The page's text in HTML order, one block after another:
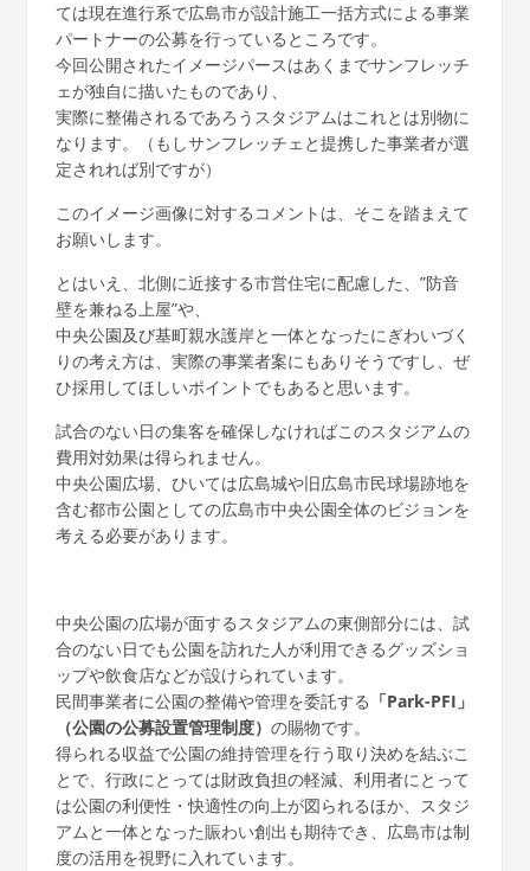
ては現在進行系で広島市が設計施工一括方式による事業
パートナーの公募を行っているところです。
今回公開されたイメージパースはあくまでサンフレッチ
ェが独自に描いたものであり、
実際に整備されるであろうスタジアムはこれとは別物に
なります。（もしサンフレッチェと提携した事業者が選
定されれば別ですが）
このイメージ画像に対するコメントは、そこを踏まえて
お願いします。
とはいえ、北側に近接する市営住宅に配慮した、”防音
壁を兼ねる上屋”や、
中央公園及び基町親水護岸と一体となったにぎわいづく
りの考え方は、実際の事業者案にもありそうですし、ぜ
ひ採用してほしいポイントでもあると思います。
試合のない日の集客を確保しなければこのスタジアムの
費用対効果は得られません。
中央公園広場、ひいては広島城や旧広島市民球場跡地を
含む都市公園としての広島市中央公園全体のビジョンを
考える必要があります。
中央公園の広場が面するスタジアムの東側部分には、試
合のない日でも公園を訪れた人が利用できるグッズショ
ップや飲食店などが設けられています。
民間事業者に公園の整備や管理を委託する 「Park-PFI」
（公園の公募設置管理制度） の賜物です。
得られる収益で公園の維持管理を行う取り決めを結ぶこ
とで、行政にとっては財政負担の軽減、利用者にとって
は公園の利便性・快適性の向上が図られるほか、スタジ
アムと一体となった賑わい創出も期待でき、広島市は制
度の活用を視野に入れています。